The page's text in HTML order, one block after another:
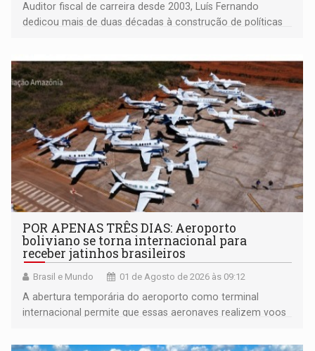
Auditor fiscal de carreira desde 2003, Luís Fernando
dedicou mais de duas décadas à construção de políticas
POR APENAS TRÊS DIAS: Aeroporto
boliviano se torna internacional para
receber jatinhos brasileiros
Brasil e Mundo 01 de Agosto de 2026 às 09:12
A abertura temporária do aeroporto como terminal
internacional permite que essas aeronaves realizem voos